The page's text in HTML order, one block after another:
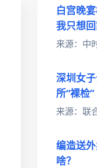
白宫晚
我只想
来源：中
深圳女
所“裸检”
来源：联
编造送
啥？